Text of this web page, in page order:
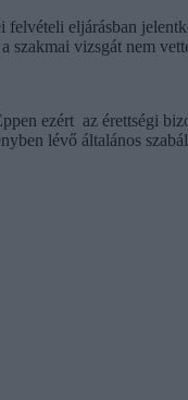
eljárásban
vizsgát nem
ezért az érettségi
lévő általános